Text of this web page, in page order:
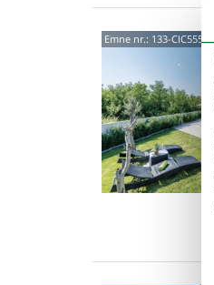
Emne nr.: 133-CIC555